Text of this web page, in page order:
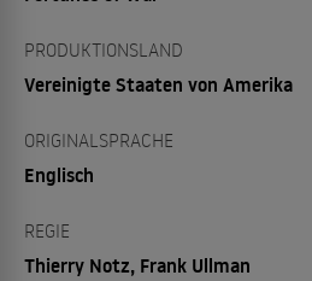
PRODUKTIONSLAND
Vereinigte Staaten von Amerika
ORIGINALSPRACHE
Englisch
REGIE
Thierry Notz, Frank Ullman